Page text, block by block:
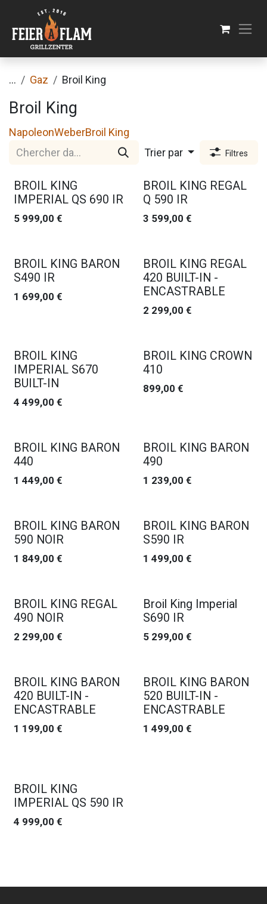
Se rendre au contenu
... Gaz Broil King
Broil King
NapoleonWeberBroil King
Trier par
Filtres
BROIL KING
IMPERIAL QS 690 IR
5 999,00 €
BROIL KING REGAL
Q 590 IR
3 599,00 €
BROIL KING BARON
S490 IR
1 699,00 €
BROIL KING REGAL
420 BUILT-IN -
ENCASTRABLE
2 299,00 €
BROIL KING
IMPERIAL S670
BUILT-IN
4 499,00 €
BROIL KING CROWN
410
899,00 €
BROIL KING BARON
440
1 449,00 €
BROIL KING BARON
490
1 239,00 €
BROIL KING BARON
590 NOIR
1 849,00 €
BROIL KING BARON
S590 IR
1 499,00 €
BROIL KING REGAL
490 NOIR
2 299,00 €
Promo
Broil King Imperial
S690 IR
5 299,00 €
BROIL KING BARON
420 BUILT-IN -
ENCASTRABLE
1 199,00 €
BROIL KING BARON
520 BUILT-IN -
ENCASTRABLE
1 499,00 €
Promo
BROIL KING
IMPERIAL QS 590 IR
4 999,00 €